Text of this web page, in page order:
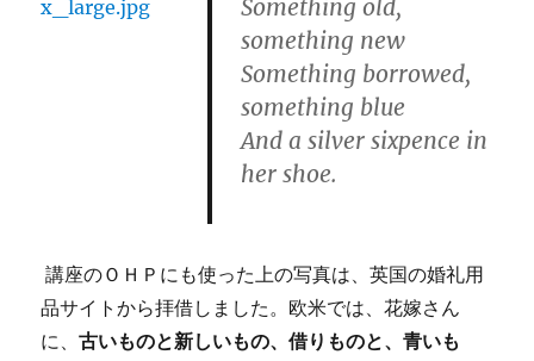
Something old,
something new
Something borrowed,
something blue
And a silver sixpence in
her shoe.
講座のＯＨＰにも使った上の写真は、英国の婚礼用
品サイトから拝借しました。欧米では、花嫁さん
に、古いものと新しいもの、借りものと、青いも